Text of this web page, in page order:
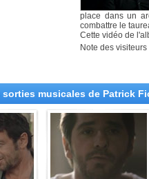
place dans un
combattre le
Cette vidéo de
Note des visiteurs
sorties musicales de Patrick